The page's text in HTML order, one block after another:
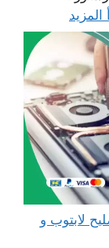
المزيد
الضباعية 65511033 تصليح لابتوب و